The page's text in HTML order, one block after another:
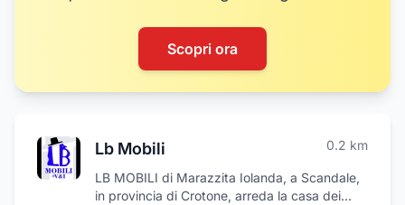
Scopri ora
Lb Mobili 0.2 km
LB MOBILI di Marazzita Iolanda, a Scandale,
in provincia di Crotone, arreda la casa dei